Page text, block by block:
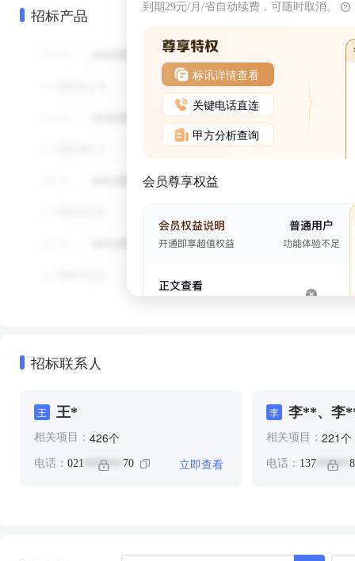
招标产品 到期29元/月/省自动续费，可随时取消。
标讯详情查看
关键电话直连
甲方分析查询
会员尊享权益
招标联系人
王 王*
相关项目： 426个
电话： 021 ******* 70 立即查看
李 李**、李
相关项目： 221个
电话： 137 ******